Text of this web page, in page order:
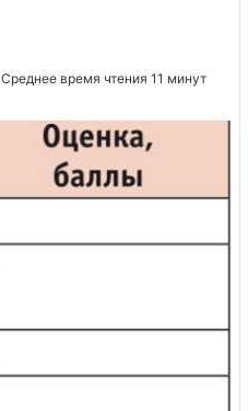
Среднее время чтения 11 минут